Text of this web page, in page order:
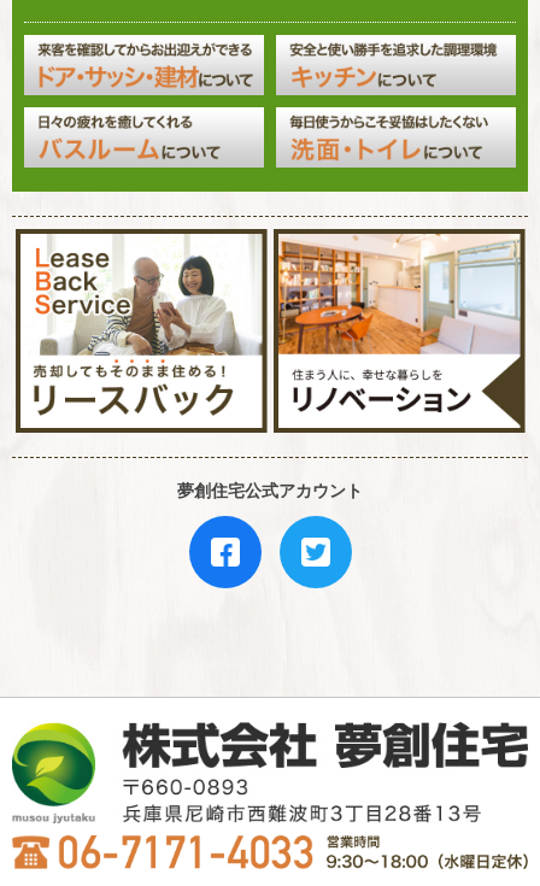
夢創住宅公式アカウント